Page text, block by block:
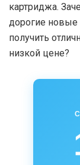
картриджа.
дорогие новые
получить
низкой цене?